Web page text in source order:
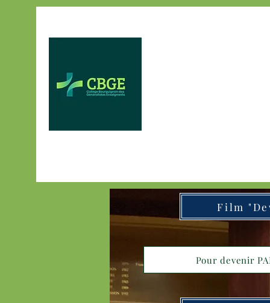
Pour devenir